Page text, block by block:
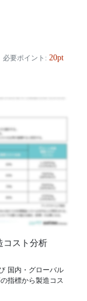
必要ポイント: 20pt
コスト分析
国内・グローバル
指標から製造コス